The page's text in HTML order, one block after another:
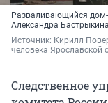
Разваливающийся дом-
Александра Бастрыкина
Источник: Кирилл
человека Ярославской
Следственное